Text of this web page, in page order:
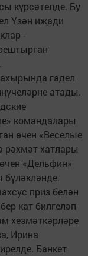
күрсәтелде. Бу
Үзән иҗади
-
гадел
атады.
командалары
өчен «Веселые
рәхмәт хатлары
«Дельфин»
приз белән
кат билгеләп
хезмәткәрләре
Ирина
Банкет